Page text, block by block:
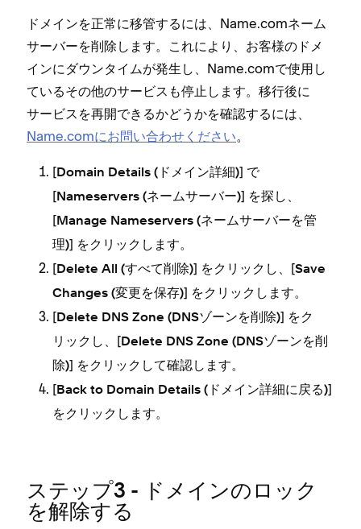
ドメインを正常に移管するには⁠、Name⁠.comネ⁠ーム
サ⁠ーバ⁠ーを削除します⁠。これにより⁠、お客様のドメ
インにダウンタイムが発生し⁠、Name⁠.comで使用し
ているその他のサ⁠ービスも停止します⁠。移行後に
サ⁠ービスを再開できるかどうかを確認するには⁠、
Name⁠.comにお問い合わせください⁠。
[⁠Domain Details (⁠ドメイン詳細⁠)⁠] で
[⁠Nameservers (⁠ネ⁠ームサ⁠ーバ⁠ー⁠)⁠] を探し⁠、
[⁠Manage Nameservers (⁠ネ⁠ームサ⁠ーバ⁠ーを管
理⁠)⁠] をクリ⁠ックします⁠。
[⁠Delete All (⁠すべて削除⁠)⁠] をクリ⁠ックし⁠、[⁠Save
Changes (⁠変更を保存⁠)⁠] をクリ⁠ックします⁠。
[⁠Delete DNS Zone (⁠DNSゾ⁠ーンを削除⁠)⁠] をク
リ⁠ックし⁠、[⁠Delete DNS Zone (⁠DNSゾ⁠ーンを削
除⁠)⁠] をクリ⁠ックして確認します⁠。
[⁠Back to Domain Details (⁠ドメイン詳細に戻る⁠)⁠]
をクリ⁠ックします⁠。
ステ⁠ップ3 - ドメインのロ⁠ック
を解除する